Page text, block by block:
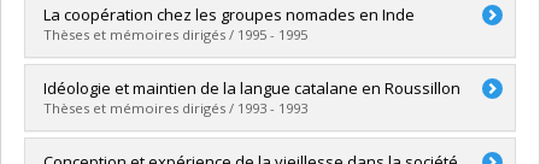
Diplômé(e) :Thibault, Jasmine
Cycle : Maîtrise
Diplôme obtenu :M. Sc.
Lien vers le document dans Papyrus
La coopération chez les groupes nomades en Inde
Thèses et mémoires dirigés / 1995 - 1995
Diplômé(e) :Boodanoff, Linda
Cycle : Maîtrise
Diplôme obtenu :M. Sc.
Lien vers le document dans Papyrus
Idéologie et maintien de la langue catalane en Roussillon
Thèses et mémoires dirigés / 1993 - 1993